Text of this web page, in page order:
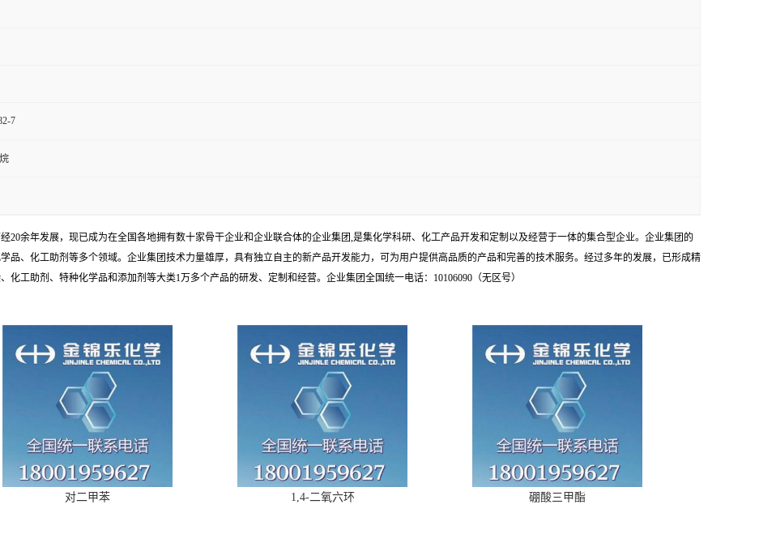
7
20余年发展，现已成为在全国各地拥有数十家骨干企业和企业联合体的企业集团,是集化学科研、化工产品开发和定制以及经营于一体的集合型企业。企业集团的
品、化工助剂等多个领域。企业集团技术力量雄厚，具有独立自主的新产品开发能力，可为用户提供高品质的产品和完善的技术服务。经过多年的发展，已形成精
工助剂、特种化学品和添加剂等大类1万多个产品的研发、定制和经营。企业集团全国统一电话：10106090（无区号）
对二甲苯 1,4-二氧六环 硼酸三甲酯